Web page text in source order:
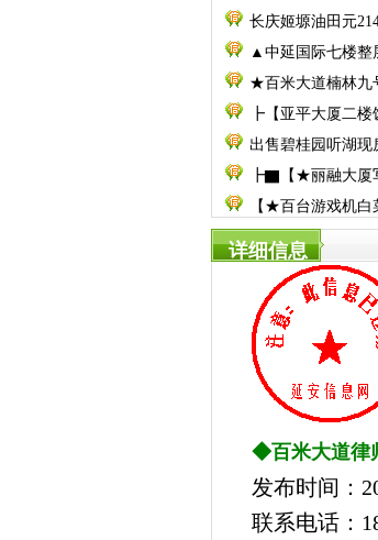
长庆姬塬油田元
▲中延国际七楼整
★百米大道楠林九
┣【亚平大厦二楼
出售碧桂园听湖现
┣▇【★丽融大厦
【★百台游戏机
详细信息
◆百米大道律
发布时间：
联系电话：